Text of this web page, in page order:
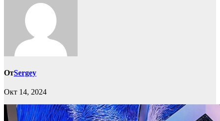
ОтSergey
Окт 14, 2024